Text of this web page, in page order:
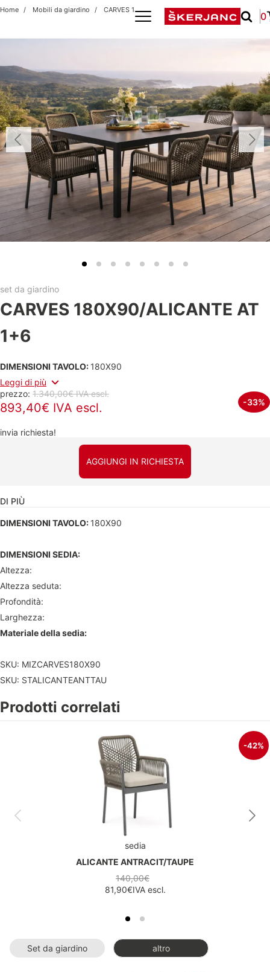
0
Home Mobili da giardino CARVES 180X90/ALICANTE AT 1+6
set da giardino
CARVES 180X90/ALICANTE AT
1+6
DIMENSIONI TAVOLO: 180X90
Leggi di più
prezzo: 1.340,00€ IVA escl.
893,40€ IVA escl. -33%
invia richiesta!
AGGIUNGI IN RICHIESTA
DI PIÙ
DIMENSIONI TAVOLO: 180X90
DIMENSIONI SEDIA:
Altezza:
Altezza seduta:
Profondità:
Larghezza:
Materiale della sedia:
SKU: MIZCARVES180X90
SKU: STALICANTEANTTAU
Prodotti correlati
-42%
sedia
ALICANTE ANTRACIT/TAUPE
140,00€
81,90€IVA escl.
Set da giardino altro